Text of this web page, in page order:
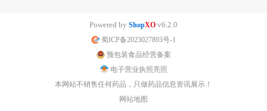
Powered by ShopXO v6.2.0
蜀ICP备2023027893号-1
预包装食品经营备案
电子营业执照亮照
本网站不销售任何药品，只做药品信息资讯展示！
网站地图